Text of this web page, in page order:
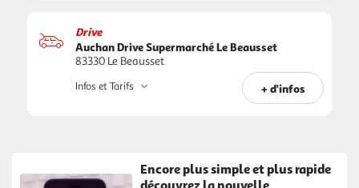
Drive
Auchan Drive Supermarché Le Beausset
83330 Le Beausset
+ d'infos
Infos et Tarifs
Encore plus simple et plus rapide
découvrez la nouvelle